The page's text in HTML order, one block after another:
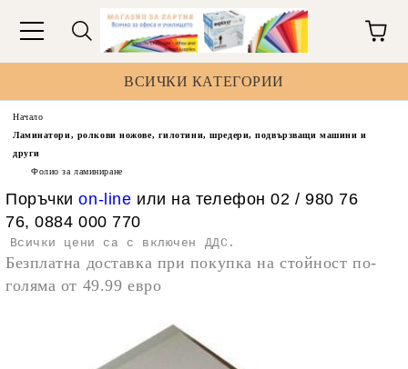
ВСИЧКИ КАТЕГОРИИ
Начало
Ламинатори, ролкови ножове, гилотини, шредери, подвързващи машини и
други
Фолио за ламиниране
Поръчкиon-line или на телефон 02 / 980 76
76, 0884 000 770
Всички цени са с включен ДДС.
Безплатна доставка при покупка на стойност по-
голяма от 49.99 евро